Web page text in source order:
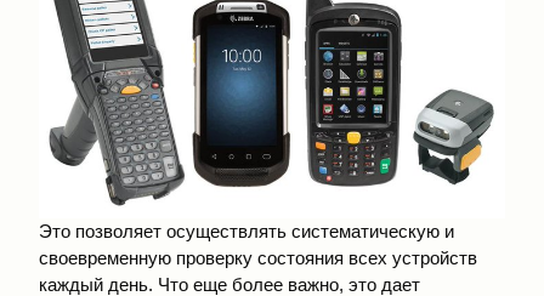
Это позволяет осуществлять систематическую и
своевременную проверку состояния всех устройств
каждый день. Что еще более важно, это дает